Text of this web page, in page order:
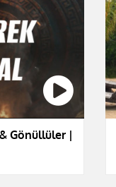
Gönüllüler |